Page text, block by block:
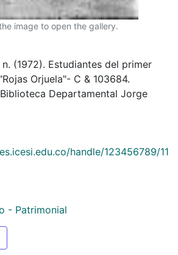
image to open the gallery.
n. (1972). Estudiantes del primer
Orjuela"- C & 103684.
Biblioteca Departamental Jorge
handle/123456789/11
- Patrimonial